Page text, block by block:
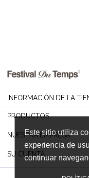
Este sitio utiliza
experiencia de
continuar
INFORMACIÓN DE LA
PRODUCTOS
NUESTRA EMPRESA
SU CUENTA